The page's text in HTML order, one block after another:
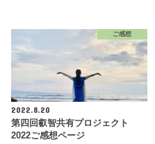
ご感想
2022.8.20
第四回叡智共有プロジェクト
2022ご感想ページ